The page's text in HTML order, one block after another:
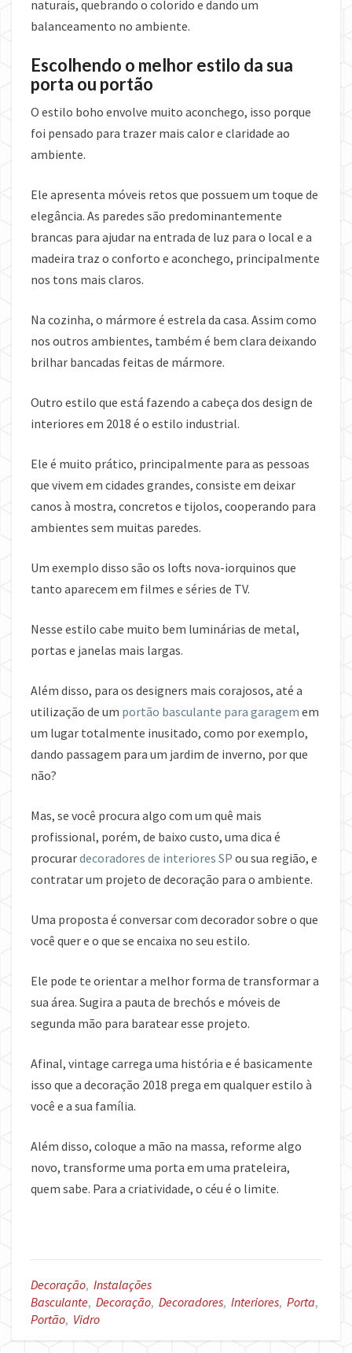
naturais, quebrando o colorido e dando um
balanceamento no ambiente.
Escolhendo o melhor estilo da sua
porta ou portão
O estilo boho envolve muito aconchego, isso porque
foi pensado para trazer mais calor e claridade ao
ambiente.
Ele apresenta móveis retos que possuem um toque de
elegância. As paredes são predominantemente
brancas para ajudar na entrada de luz para o local e a
madeira traz o conforto e aconchego, principalmente
nos tons mais claros.
Na cozinha, o mármore é estrela da casa. Assim como
nos outros ambientes, também é bem clara deixando
brilhar bancadas feitas de mármore.
Outro estilo que está fazendo a cabeça dos design de
interiores em 2018 é o estilo industrial.
Ele é muito prático, principalmente para as pessoas
que vivem em cidades grandes, consiste em deixar
canos à mostra, concretos e tijolos, cooperando para
ambientes sem muitas paredes.
Um exemplo disso são os lofts nova-iorquinos que
tanto aparecem em filmes e séries de TV.
Nesse estilo cabe muito bem luminárias de metal,
portas e janelas mais largas.
Além disso, para os designers mais corajosos, até a
utilização de um portão basculante para garagem em
um lugar totalmente inusitado, como por exemplo,
dando passagem para um jardim de inverno, por que
não?
Mas, se você procura algo com um quê mais
profissional, porém, de baixo custo, uma dica é
procurardecoradores de interiores SP ou sua região, e
contratar um projeto de decoração para o ambiente.
Uma proposta é conversar com decorador sobre o que
você quer e o que se encaixa no seu estilo.
Ele pode te orientar a melhor forma de transformar a
sua área. Sugira a pauta de brechós e móveis de
segunda mão para baratear esse projeto.
Afinal, vintage carrega uma história e é basicamente
isso que a decoração 2018 prega em qualquer estilo à
você e a sua família.
Além disso, coloque a mão na massa, reforme algo
novo, transforme uma porta em uma prateleira,
quem sabe. Para a criatividade, o céu é o limite.
Decoração, Instalações
Basculante, Decoração, Decoradores, Interiores, Porta,
Portão, Vidro